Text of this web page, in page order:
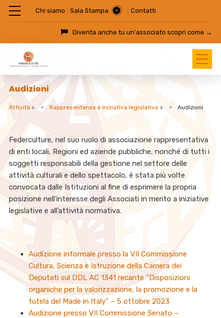
Chi siamo Sala Stampa Contatti
Diventa anche tu un'associatoscopri come →
Audizioni
Attività > Rappresentanza e Iniziativa legislativa > Audizioni
Federculture, nel suo ruolo di associazione rappresentativa
di enti locali, Regioni ed aziende pubbliche, nonché di tutti i
soggetti responsabili della gestione nel settore delle
attività culturali e dello spettacolo, è stata più volte
convocata dalle Istituzioni al fine di esprimere la propria
posizione nell’interesse degli Associati in merito a iniziative
legislative e all’attività normativa.
Audizione informale presso la VII Commissione
Cultura, Scienza e Istruzione della Camera dei
Deputati sul DDL AC 1341 recante “Disposizioni
organiche per la valorizzazione, la promozione e la
tutela del Made in Italy” – 5 ottobre 2023
Audizione presso VII Commissione Senato –